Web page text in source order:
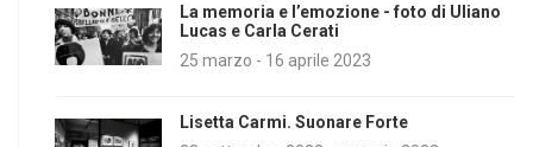
La memoria e l’emozione - foto di Uliano
Lucas e Carla Cerati
25 marzo - 16 aprile 2023
Lisetta Carmi. Suonare Forte